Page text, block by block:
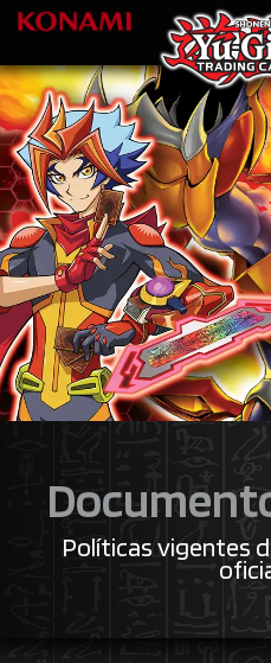
Políticas vigentes